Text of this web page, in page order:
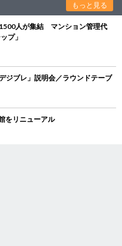
もっと見る
1500人が集結 マンション管理代
プ」
ブレ」説明会／ラウンドテーブ
をリニューアル